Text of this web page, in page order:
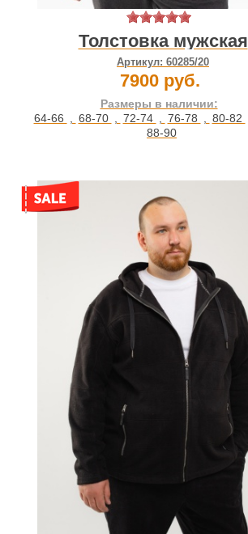
Толстовка мужская
Артикул: 60285/20
7900 руб.
Размеры в наличии:
64-66 , 68-70 , 72-74 , 76-78 , 80-82
88-90